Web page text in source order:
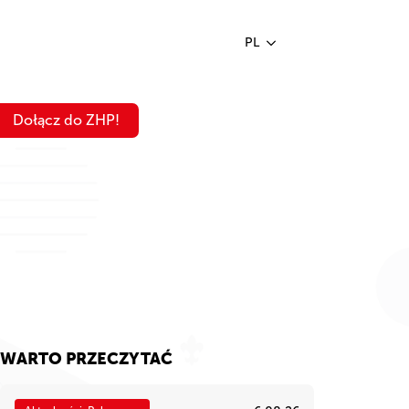
PL
Dołącz do ZHP!
WARTO PRZECZYTAĆ